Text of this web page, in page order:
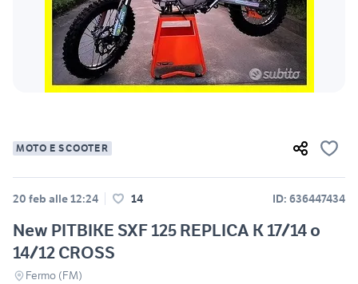
MOTO E SCOOTER
20 feb alle 12:24 14 ID: 636447434
New PITBIKE SXF 125 REPLICA K 17/14 o
14/12 CROSS
Fermo (FM)